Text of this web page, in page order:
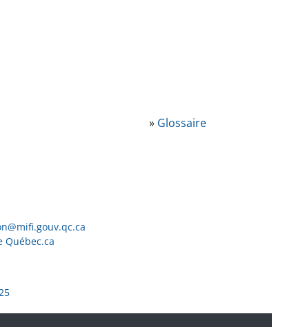
» Glossaire
Québec.ca